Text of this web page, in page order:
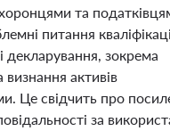
та
питання
декларування, зокрема
визнання активів
Це свідчить про
за